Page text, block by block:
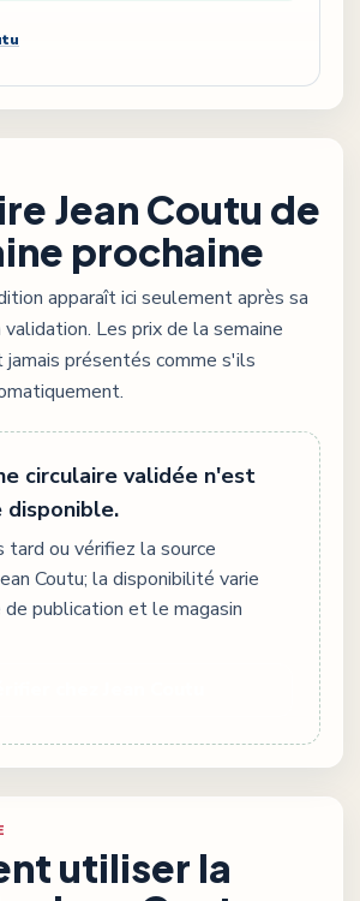
Jean Coutu de
prochaine
apparaît ici seulement après sa
Les prix de la semaine
jamais présentés comme s'ils
circulaire validée n'est
disponible.
tard ou vérifiez la source
Coutu; la disponibilité varie
publication et le magasin
utiliser la